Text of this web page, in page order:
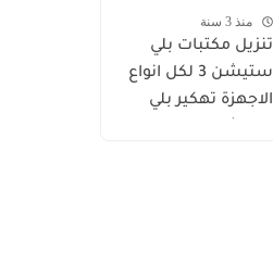
Android - تحميل
لعبة GTA V للاندرويد
مهكرة مضمونة 100
منذ 3 سنة
تنزيل مكتبات بلي
ستيشن 3 لكل انواع
الاجهزة تهكير بلي